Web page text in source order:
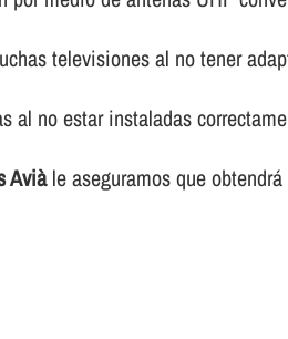
televisiones al no tener
al no estar instaladas
Aviàle aseguramos que